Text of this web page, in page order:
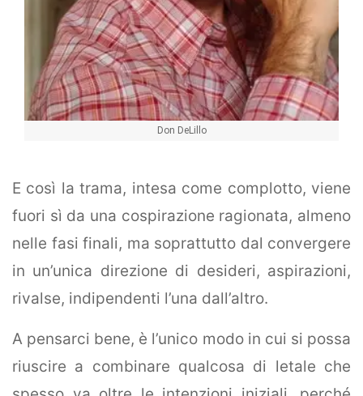
Don DeLillo
E così la trama, intesa come complotto, viene
fuori sì da una cospirazione ragionata, almeno
nelle fasi finali, ma soprattutto dal convergere
in un’unica direzione di desideri, aspirazioni,
rivalse, indipendenti l’una dall’altro.
A pensarci bene, è l’unico modo in cui si possa
riuscire a combinare qualcosa di letale che